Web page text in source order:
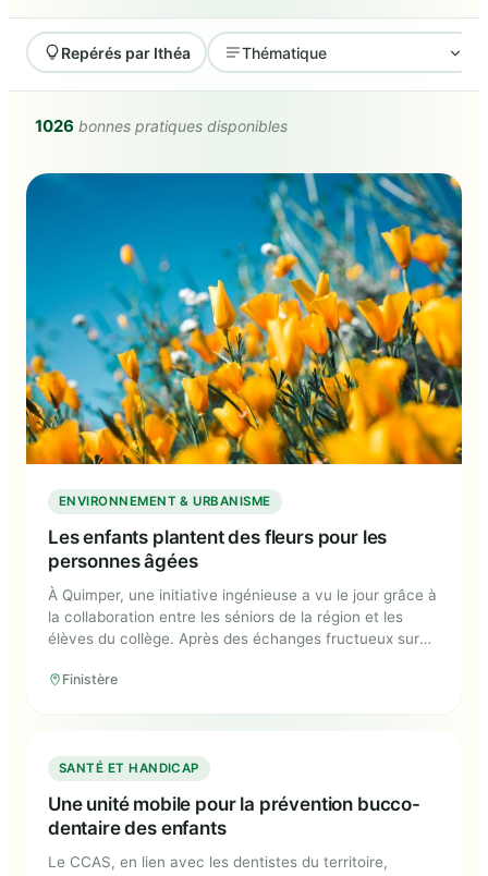
Repérés par Ithéa
1026 bonnes pratiques disponibles
ENVIRONNEMENT & URBANISME
Les enfants plantent des fleurs pour les
personnes âgées
À Quimper, une initiative ingénieuse a vu le jour grâce à
la collaboration entre les séniors de la région et les
élèves du collège. Après des échanges fructueux sur
mobilisés pour planter pas moins de 23 espèces de
Finistère
Une unité mobile pour la prévention
bucco-dentaire des enfants
SANTÉ ET HANDICAP
Une unité mobile pour la prévention bucco-
dentaire des enfants
Le CCAS, en lien avec les dentistes du territoire,